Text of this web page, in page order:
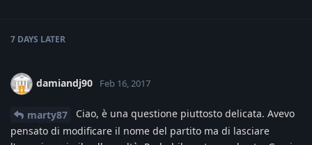
7 DAYS LATER
damiandj90 Feb 16, 2017
marty87
Ciao, è una questione piuttosto delicata. Avevo
pensato di modificare il nome del partito ma di lasciare